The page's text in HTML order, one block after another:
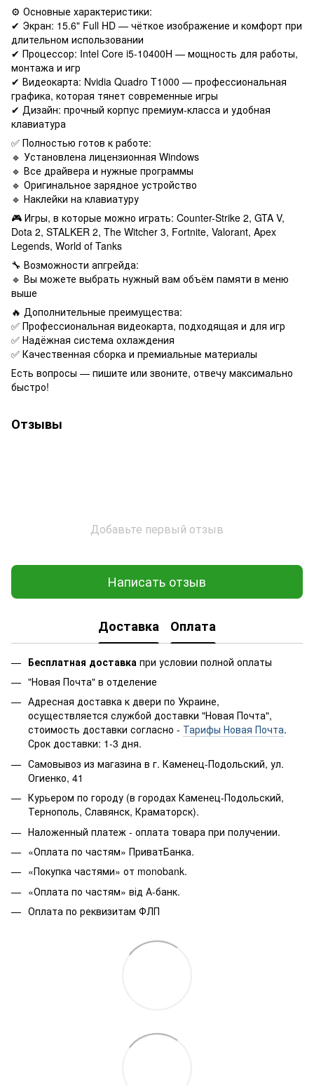
⚙️ Основные характеристики:
✔ Экран: 15.6" Full HD — чёткое изображение и комфорт при
длительном использовании
✔ Процессор: Intel Core i5-10400H — мощность для работы,
монтажа и игр
✔ Видеокарта: Nvidia Quadro T1000 — профессиональная
графика, которая тянет современные игры
✔ Дизайн: прочный корпус премиум-класса и удобная
клавиатура
✅ Полностью готов к работе:
🔹 Установлена лицензионная Windows
🔹 Все драйвера и нужные программы
🔹 Оригинальное зарядное устройство
🔹 Наклейки на клавиатуру
🎮 Игры, в которые можно играть: Counter-Strike 2, GTA V,
Dota 2, STALKER 2, The Witcher 3, Fortnite, Valorant, Apex
Legends, World of Tanks
🔧 Возможности апгрейда:
🔹 Вы можете выбрать нужный вам объём памяти в меню
выше
🔥 Дополнительные преимущества:
✅ Профессиональная видеокарта, подходящая и для игр
✅ Надёжная система охлаждения
✅ Качественная сборка и премиальные материалы
Есть вопросы — пишите или звоните, отвечу максимально
быстро!
Отзывы
Добавьте первый отзыв
Написать отзыв
Доставка Оплата
Бесплатная доставка при условии полной оплаты
"Новая Почта" в отделение
Адресная доставка к двери по Украине,
осуществляется службой доставки "Новая Почта",
стоимость доставки согласно - Тарифы Новая Почта.
Срок доставки: 1-3 дня.
Самовывоз из магазина в г. Каменец-Подольский, ул.
Огиенко, 41
Курьером по городу (в городах Каменец-Подольский,
Тернополь, Славянск, Краматорск).
Наложенный платеж - оплата товара при получении.
«Оплата по частям» ПриватБанка.
«Покупка частями» от monobank.
«Оплата по частям» від А-банк.
Оплата по реквизитам ФЛП